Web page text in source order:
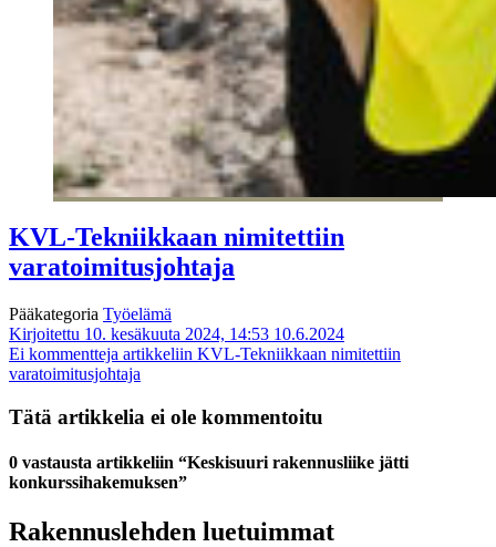
KVL-Tekniikkaan nimitettiin
varatoimitusjohtaja
Pääkategoria Työelämä
Kirjoitettu 10. kesäkuuta 2024, 14:53 10.6.2024
Ei kommentteja artikkeliin KVL-Tekniikkaan nimitettiin
varatoimitusjohtaja
Tätä artikkelia ei ole kommentoitu
0 vastausta artikkeliin “Keskisuuri rakennusliike jätti
konkurssihakemuksen”
Rakennuslehden luetuimmat